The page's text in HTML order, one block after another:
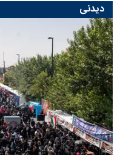
دیدنی